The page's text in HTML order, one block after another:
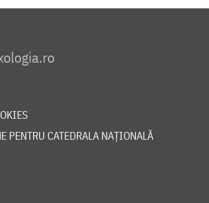
PENTRU CATEDRALA NAȚIONALĂ